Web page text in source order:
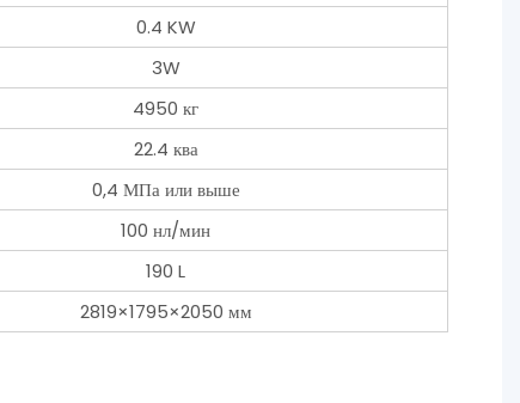
0.4 KW
3W
4950 кг
22.4 ква
0,4 МПа или выше
100 нл/мин
190 L
2819×1795×2050 мм